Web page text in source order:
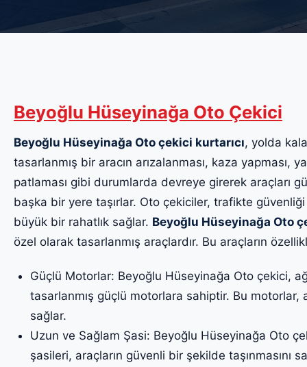
Beyoğlu Hüseyinağa Oto Çekici
Beyoğlu Hüseyinağa Oto çekici kurtarıcı, yolda
tasarlanmış bir aracın arızalanması, kaza yapması,
patlaması gibi durumlarda devreye girerek araçları
başka bir yere taşırlar. Oto çekiciler, trafikte
büyük bir rahatlık sağlar. Beyoğlu Hüseyinağa Oto
özel olarak tasarlanmış araçlardır. Bu araçların
Güçlü Motorlar: Beyoğlu Hüseyinağa Oto çekici,
tasarlanmış güçlü motorlara sahiptir. Bu motorlar,
sağlar.
Uzun ve Sağlam Şasi: Beyoğlu Hüseyinağa Oto
şasileri, araçların güvenli bir şekilde taşınmasını